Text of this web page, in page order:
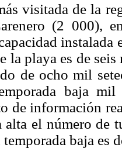
visitada de la
(2 000),
instalada
la playa es de
de ocho mil
baja
de información
alta el número de
baja es